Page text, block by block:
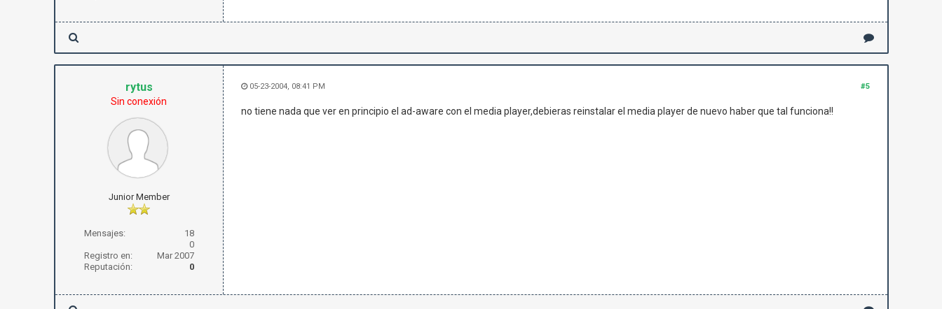
rytus
Sin conexión
Junior Member
Mensajes:
18
0
Registro en:
Mar 2007
Reputación:
0
#5
05-23-2004, 08:41 PM
no tiene nada que ver en principio el ad-aware con el media player,debieras reinstalar el media player de nuevo haber que tal funciona!!